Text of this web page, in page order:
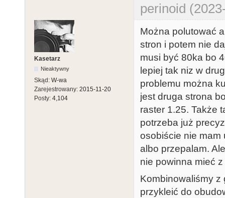
perinoid
Kasetarz
Nieaktywny
Skąd: W-wa
Zarejestrowany: 2015-11-20
Posty: 4,104
Można polutować
stron i potem nie
musi być 80ka bo
lepiej tak niz w
problemu można
jest druga strona
raster 1.25. Także
potrzeba już
osobiście nie mam
albo przepalam.
nie powinna mieć
Kombinowaliśmy z
przykleić do